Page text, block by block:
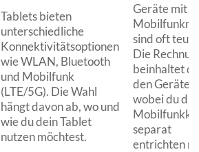
Tablets bieten
unterschiedliche
Konnektivitätsoptionen
wie WLAN, Bluetooth
und Mobilfunk
(LTE/5G). Die Wahl
hängt davon ab, wo und
wie du dein Tablet
nutzen möchtest.
Geräte mit
sind oft
Die
beinhaltet
den
wobei du die
separat
entrichten